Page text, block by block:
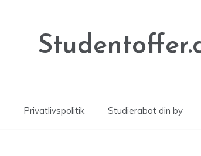
Privatlivspolitik Studierabat din by